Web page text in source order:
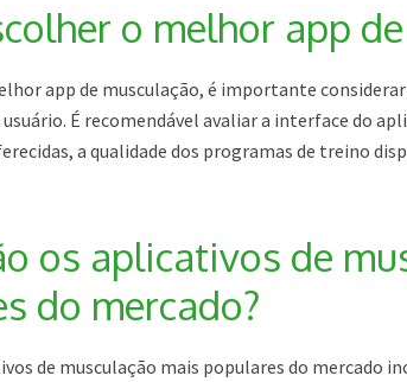
o melhor app
app de musculação, é importante
usuário. É recomendável avaliar a interface do
a qualidade dos programas de treino
os aplicativos de
do mercado?
de musculação mais populares do mercado